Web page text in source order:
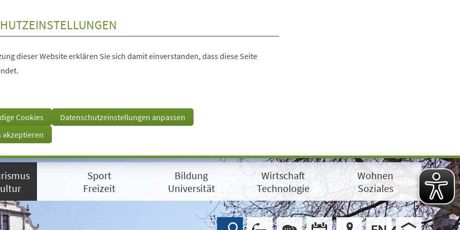
dieser Website erklären Sie sich damit einverstanden, dass diese Seite
Cookies
Datenschutzeinstellungen anpassen
akzeptieren
Sport
Freizeit
Bildung
Universität
Wirtschaft
Technologie
Wohnen
Soziales